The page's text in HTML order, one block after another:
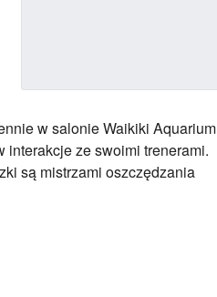
w salonie Waikiki Aquarium
interakcje ze swoimi trenerami.
są mistrzami oszczędzania